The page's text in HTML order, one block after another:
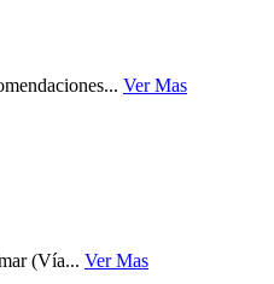
Ver Mas
(Vía... Ver Mas